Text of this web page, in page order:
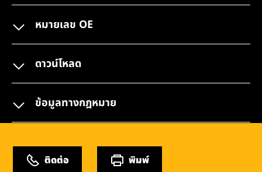
หมายเลข OE
ดาวน์โหลด
ข้อมูลทางกฎหมาย
ติดต่อ พิมพ์